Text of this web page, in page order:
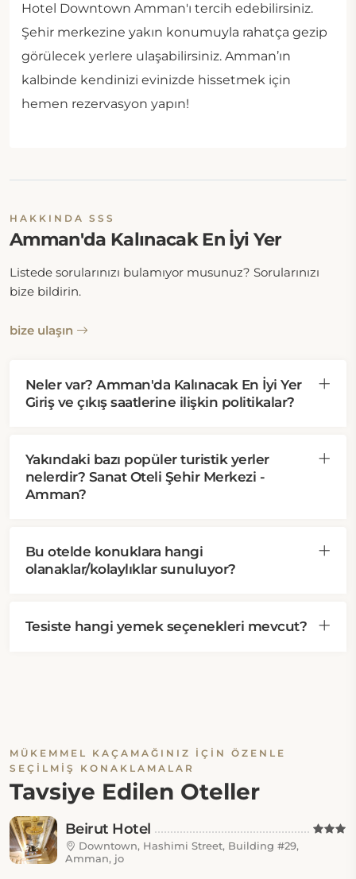
Hotel Downtown Amman'ı tercih edebilirsiniz.
Şehir merkezine yakın konumuyla rahatça gezip
görülecek yerlere ulaşabilirsiniz. Amman’ın
kalbinde kendinizi evinizde hissetmek için
hemen rezervasyon yapın!
HAKKINDA SSS
Amman'da Kalınacak En İyi Yer
Listede sorularınızı bulamıyor musunuz? Sorularınızı
bize bildirin.
bize ulaşın
Neler var? Amman'da Kalınacak En İyi Yer
Giriş ve çıkış saatlerine ilişkin politikalar?
Yakındaki bazı popüler turistik yerler
nelerdir? Sanat Oteli Şehir Merkezi -
Amman?
Bu otelde konuklara hangi
olanaklar/kolaylıklar sunuluyor?
Tesiste hangi yemek seçenekleri mevcut?
MÜKEMMEL KAÇAMAĞINIZ İÇIN ÖZENLE
SEÇILMIŞ KONAKLAMALAR
Tavsiye Edilen Oteller
Beirut Hotel
Downtown, Hashimi Street, Building #29,
Amman, jo